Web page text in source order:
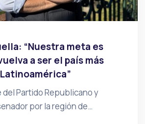
“Nuestra meta es
a ser el país más
Partido Republicano y
por la región de…